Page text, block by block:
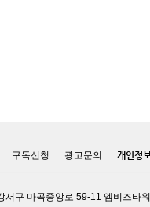
구독신청 광고문의 개인정
서구 마곡중앙로 59-11 엠비즈타